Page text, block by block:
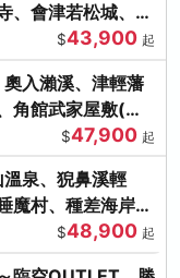
、會津若松城、燒
$43,900 起
入瀨溪、津輕藩
角館武家屋敷(不
$47,900 起
泉、猊鼻溪輕
魔村、種差海岸、
$48,900 起